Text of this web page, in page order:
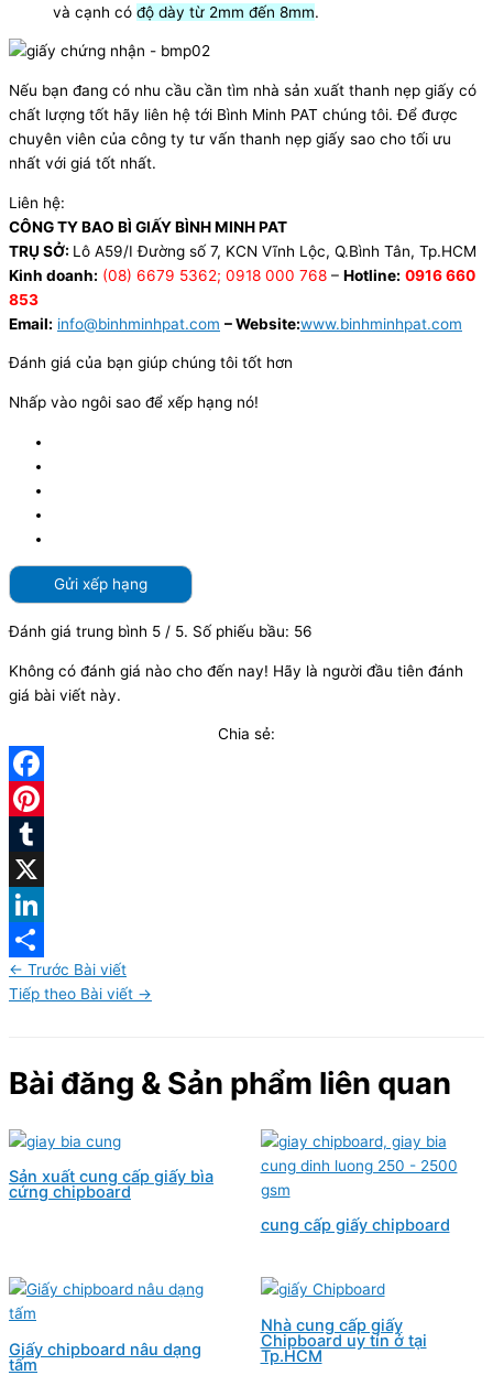
và cạnh có độ dày từ 2mm đến 8mm.
Nếu bạn đang có nhu cầu cần tìm nhà sản xuất thanh nẹp giấy có
chất lượng tốt hãy liên hệ tới Bình Minh PAT chúng tôi. Để được
chuyên viên của công ty tư vấn thanh nẹp giấy sao cho tối ưu
nhất với giá tốt nhất.
Liên hệ:
CÔNG TY BAO BÌ GIẤY BÌNH MINH PAT
TRỤ SỞ: Lô A59/I Đường số 7, KCN Vĩnh Lộc, Q.Bình Tân, Tp.HCM
Kinh doanh: (08) 6679 5362; 0918 000 768 – Hotline: 0916 660
853
Email: info@binhminhpat.com – Website:www.binhminhpat.com
Đánh giá của bạn giúp chúng tôi tốt hơn
Nhấp vào ngôi sao để xếp hạng nó!
Gửi xếp hạng
Đánh giá trung bình 5 / 5. Số phiếu bầu: 56
Không có đánh giá nào cho đến nay! Hãy là người đầu tiên đánh
giá bài viết này.
Chia sẻ:
← Trước Bài viết
Tiếp theo Bài viết →
Bài đăng & Sản phẩm liên quan
Sản xuất cung cấp giấy bìa
cứng chipboard
cung cấp giấy chipboard
Giấy chipboard nâu dạng
tấm
Nhà cung cấp giấy
Chipboard uy tín ở tại
Tp.HCM